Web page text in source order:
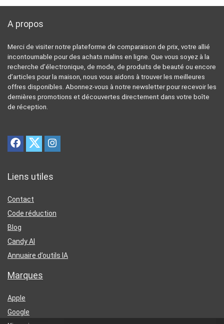
A propos
Merci de visiter notre plateforme de comparaison de prix, votre allié
incontournable pour des achats malins en ligne. Que vous soyez à la
recherche d’électronique, de mode, de produits de beauté ou encore
d’articles pour la maison, nous vous aidons à trouver les meilleures
offres disponibles. Abonnez-vous à notre newsletter pour recevoir les
dernières promotions et découvertes directement dans votre boîte
de réception.
Liens utiles
Contact
Code réduction
Blog
Candy AI
Annuaire d’outils IA
Marques
Apple
Google